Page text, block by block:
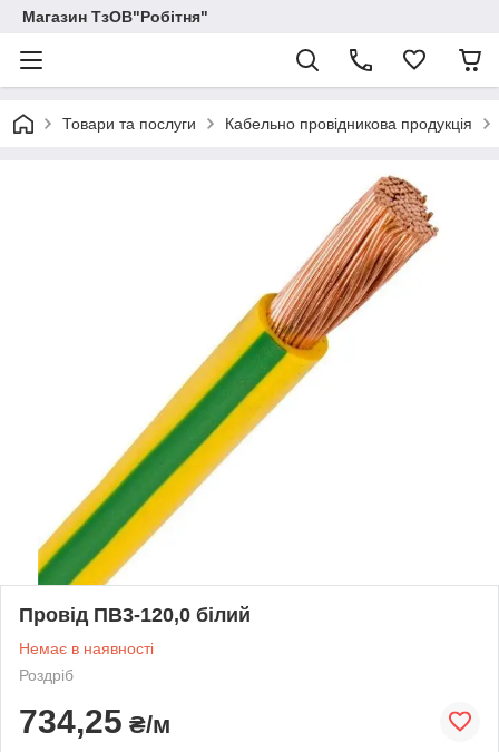
Магазин ТзОВ"Робітня"
Товари та послуги Кабельно провідникова продукція
Провід ПВ3-120,0 білий
Немає в наявності
Роздріб
734,25 ₴/м